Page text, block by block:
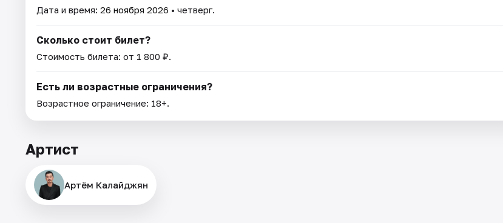
Дата и время: 26 ноября 2026 • четверг.
Сколько стоит билет?
Стоимость билета: от 1 800 ₽.
Есть ли возрастные ограничения?
Возрастное ограничение: 18+.
Артист
Артём Калайджян